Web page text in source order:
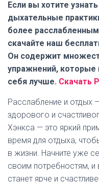
Если вы хотите
дыхательные
более
скачайте наш
Он содержит
упражнений, которые
себя лучше. Скачать
Расслабление и отдых
здорового и
Хэнкса — это яркий
время для отдыха,
в жизни. Начните уже
своим потребностям, и
станет ярче и